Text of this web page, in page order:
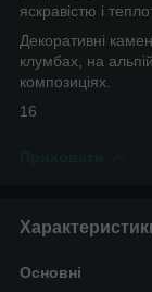
яскравістю і
Декоративні
клумбах, на
композиціях.
16
Основні